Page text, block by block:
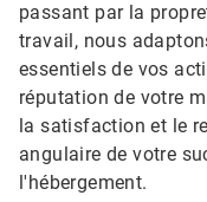
passant par la
travail, nous
essentiels de vos
réputation de votre
la satisfaction et le
angulaire de votre
l'hébergement.​​​​​​​